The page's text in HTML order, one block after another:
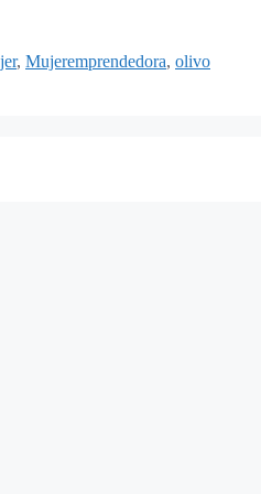
, Mujeremprendedora, olivo